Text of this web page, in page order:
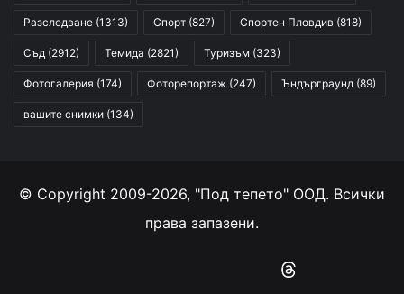
Разследване (1313) Спорт (827) Спортен Пловдив (818)
Съд (2912) Темида (2821) Туризъм (323)
Фотогалерия (174) Фоторепортаж (247) Ъндърграунд (89)
вашите снимки (134)
© Copyright 2009-2026, "Под тепето" ООД. Всички
права запазени.
Instagram
RSS